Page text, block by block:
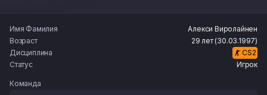
Имя Фамилия Алекси Виролайнен
Возраст
29 лет (30.03.1997)
Дисциплина
CS2
Статус
Игрок
Команда